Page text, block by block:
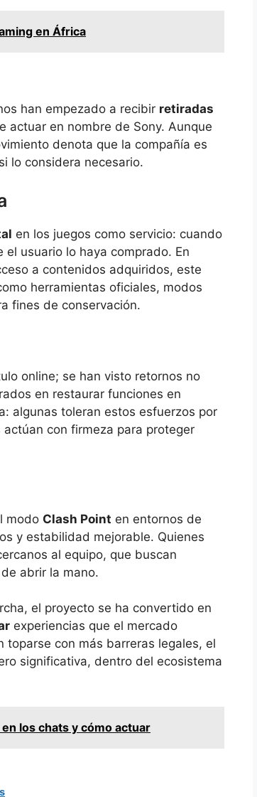
en África
han empezado a recibir retiradas
actuar en nombre de Sony. Aunque
denota que la compañía es
lo considera necesario.
en los juegos como servicio: cuando
usuario lo haya comprado. En
a contenidos adquiridos, este
herramientas oficiales, modos
fines de conservación.
online; se han visto retornos no
en restaurar funciones en
algunas toleran estos esfuerzos por
con firmeza para proteger
modo Clash Point en entornos de
y estabilidad mejorable. Quienes
al equipo, que buscan
abrir la mano.
el proyecto se ha convertido en
experiencias que el mercado
toparse con más barreras legales, el
significativa, dentro del ecosistema
los chats y cómo actuar